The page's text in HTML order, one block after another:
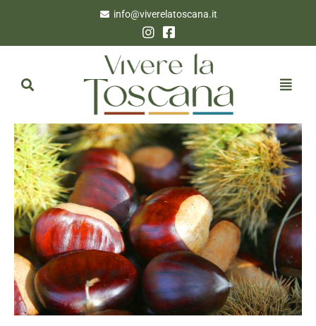
info@viverelatoscana.it